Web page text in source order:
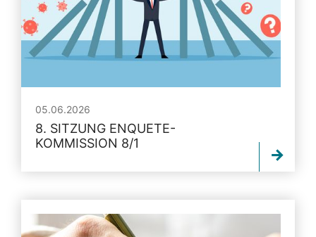
05.06.2026
8. SITZUNG ENQUETE-
KOMMISSION 8/1